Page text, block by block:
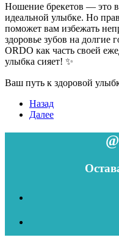
Ношение брекетов — это
идеальной улыбке. Но
поможет вам избежать
здоровье зубов на долгие
ORDO как часть своей
улыбка сияет! ✨
Ваш путь к здоровой
Назад
Далее